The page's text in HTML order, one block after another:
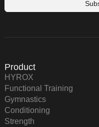
Product
HYROX
Functional Training
Gymnastics
Conditioning
Strength